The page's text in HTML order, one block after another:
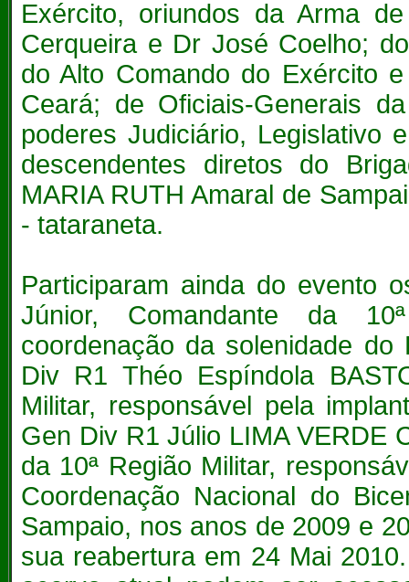
Exército, oriundos da Arma
Cerqueira e Dr José Coelho;
do Alto Comando do Exército
Ceará; de Oficiais-Generais
poderes Judiciário, Legislativo
descendentes diretos do
MARIA RUTH Amaral de
- tataraneta.
Participaram ainda do evento
Júnior, Comandante da
coordenação da solenidade
Div R1 Théo Espíndola
Militar, responsável pela
Gen Div R1 Júlio LIMA VERDE
da 10ª Região Militar,
Coordenação Nacional do
Sampaio, nos anos de 2009 e
sua reabertura em 24 Mai